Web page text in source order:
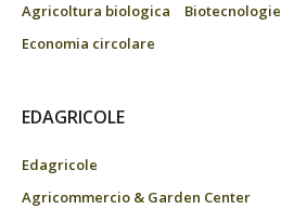
Agricoltura biologica
Biotecnologie
Economia circolare
EDAGRICOLE
Edagricole
Agricommercio & Garden Center